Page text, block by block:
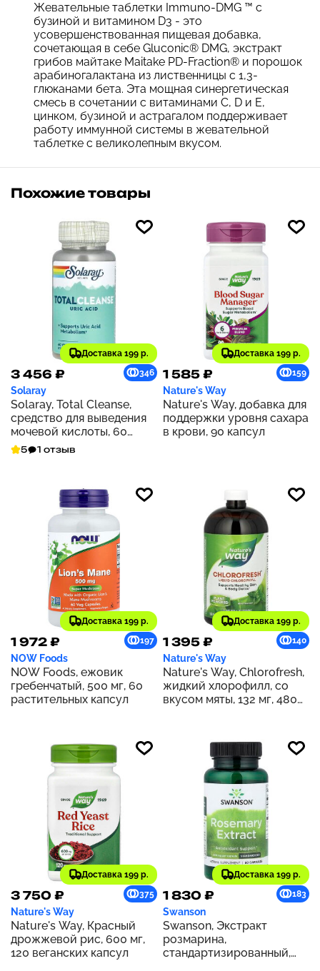
Жевательные таблетки Immuno-DMG ™ с
бузиной и витамином D3 - это
усовершенствованная пищевая добавка,
сочетающая в себе Gluconic® DMG, экстракт
грибов майтаке Maitake PD-Fraction® и порошок
арабиногалактана из лиственницы с 1,3-
глюканами бета. Эта мощная синергетическая
смесь в сочетании с витаминами C, D и E,
цинком, бузиной и астрагалом поддерживает
работу иммунной системы в жевательной
таблетке с великолепным вкусом.
Похожие товары
Доставка 199 р.
3 456 ₽ 346
Solaray
Solaray, Total Cleanse,
средство для выведения
мочевой кислоты, 60
растительных капсул
5 1 отзыв
Доставка 199 р.
1 585 ₽ 159
Nature's Way
Nature's Way, добавка для
поддержки уровня сахара
в крови, 90 капсул
Доставка 199 р.
1 972 ₽ 197
NOW Foods
NOW Foods, ежовик
гребенчатый, 500 мг, 60
растительных капсул
Доставка 199 р.
1 395 ₽ 140
Nature's Way
Nature's Way, Chlorofresh,
жидкий хлорофилл, со
вкусом мяты, 132 мг, 480
Доставка 199 р.
3 750 ₽ 375
Nature's Way
Nature's Way, Красный
дрожжевой рис, 600 мг,
120 веганских капсул
Доставка 199 р.
1 830 ₽ 183
Swanson
Swanson, Экстракт
розмарина,
стандартизированный,